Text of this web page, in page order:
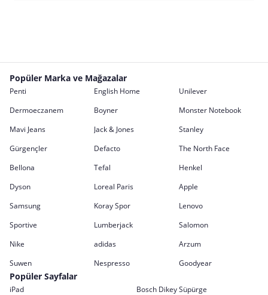
Popüler Marka ve Mağazalar
Penti English Home
Unilever
Dermoeczanem
Boyner
Monster Notebook
Mavi Jeans
Jack & Jones
Stanley
Gürgençler
Defacto
The North Face
Bellona
Tefal
Henkel
Dyson
Loreal Paris
Apple
Samsung
Koray Spor
Lenovo
Sportive
Lumberjack
Salomon
Nike
adidas
Arzum
Suwen
Nespresso Goodyear
Popüler Sayfalar
iPad Bosch Dikey Süpürge